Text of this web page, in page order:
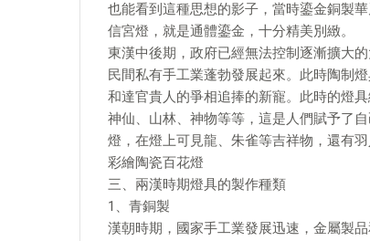
也能看到這種思想的影子，當時鎏金銅製
信宮燈，就是通體鎏金，十分精美別緻。
東漢中後期，政府已經無法控制逐漸擴大
民間私有手工業蓬勃發展起來。此時陶制
和達官貴人的爭相追捧的新寵。此時的燈
神仙、山林、神物等等，這是人們賦予了
燈，在燈上可見龍、朱雀等吉祥物，還有
彩繪陶瓷百花燈
三、兩漢時期燈具的製作種類
1、青銅製
漢朝時期，國家手工業發展迅速，金屬製